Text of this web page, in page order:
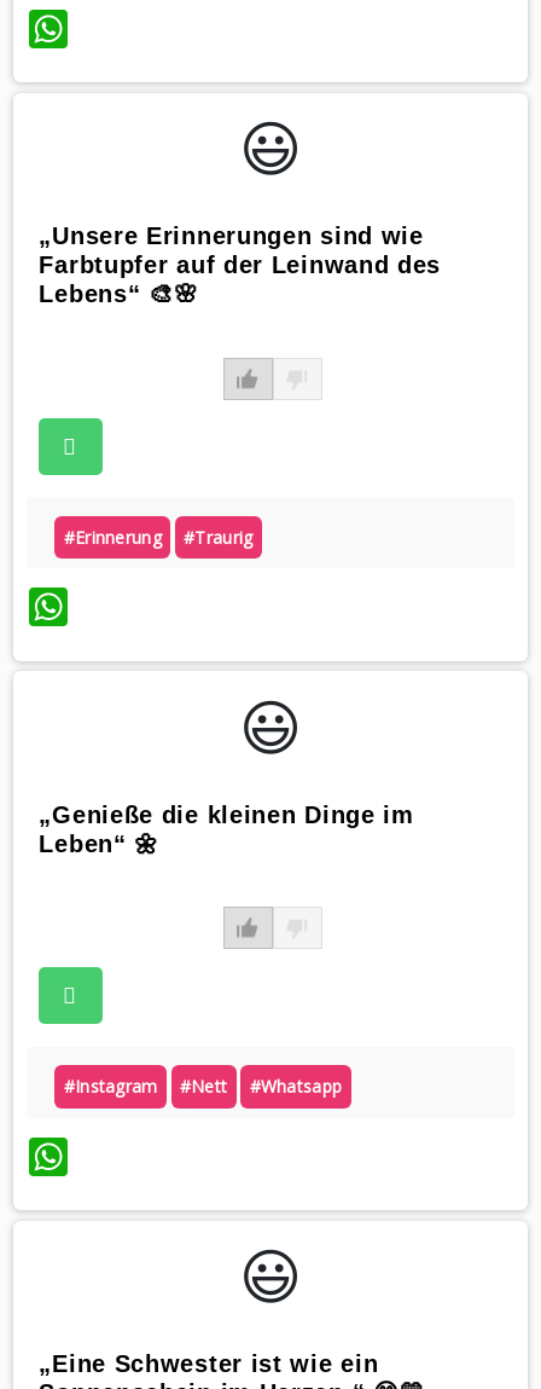
WhatsApp
😃️
„Unsere Erinnerungen sind wie
Farbtupfer auf der Leinwand des
Lebens“ 🎨🌸
#erinnerung #traurig
WhatsApp
😃️
„Genieße die kleinen Dinge im
Leben“ 🌼
#instagram #nett #whatsapp
WhatsApp
😃️
„Eine Schwester ist wie ein